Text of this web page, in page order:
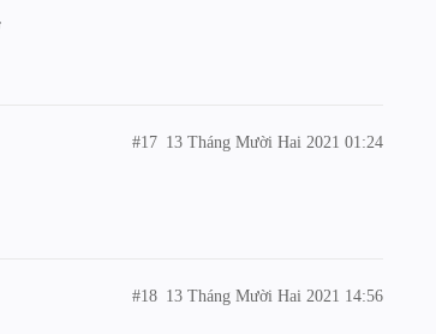
13 Tháng Mười Hai 2021 01:24
#17
13 Tháng Mười Hai 2021 14:56
#18